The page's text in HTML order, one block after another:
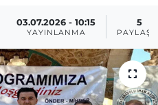
03.07.2026 - 10:15
YAYINLANMA
5